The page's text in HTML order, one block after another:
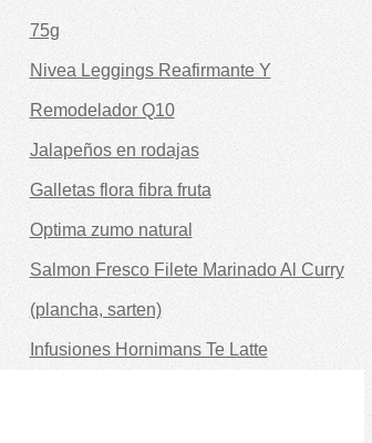
75g
Nivea Leggings Reafirmante Y
Remodelador Q10
Jalapeños en rodajas
Galletas flora fibra fruta
Optima zumo natural
Salmon Fresco Filete Marinado Al Curry
(plancha, sarten)
Infusiones Hornimans Te Latte